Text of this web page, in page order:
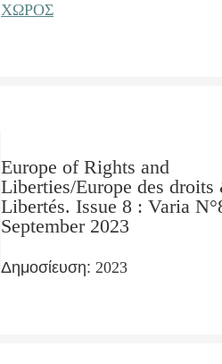
ΧΩΡΟΣ
Europe of Rights and
Liberties/Europe des droits
Libertés. Issue 8 : Varia
September 2023
Δημοσίευση: 2023